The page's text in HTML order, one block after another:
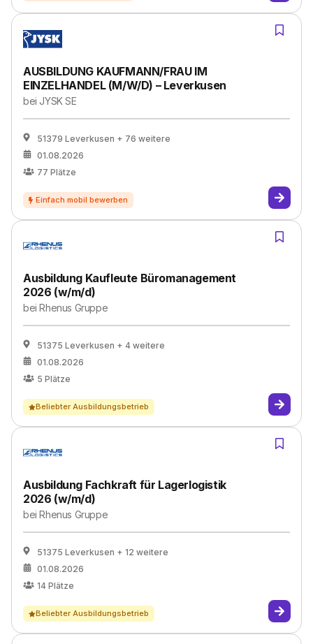
AUSBILDUNG KAUFMANN/FRAU IM
EINZELHANDEL (M/W/D) – Leverkusen
bei JYSK SE
51379 Leverkusen + 76 weitere
01.08.2026
77 Plätze
Ausbildung Kaufleute Büromanagement
2026 (w/m/d)
beiRhenus Gruppe
51375 Leverkusen + 4 weitere
01.08.2026
5 Plätze
Beliebter Ausbildungsbetrieb
Ausbildung Fachkraft für Lagerlogistik
2026 (w/m/d)
beiRhenus Gruppe
51375 Leverkusen + 12 weitere
01.08.2026
14 Plätze
Beliebter Ausbildungsbetrieb